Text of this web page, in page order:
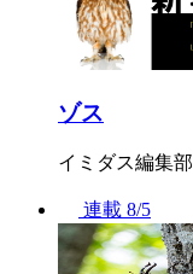
ゾス
イミダス編集部
連載 8/5